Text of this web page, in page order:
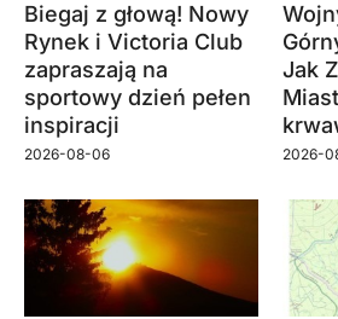
Biegaj z głową! Nowy
Rynek i Victoria Club
zapraszają na
sportowy dzień pełen
inspiracji
2026-08-06
Jak
2026-